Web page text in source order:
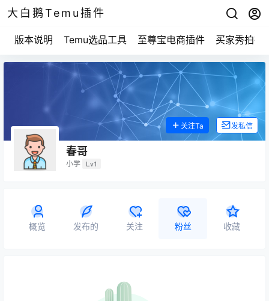
大白鹅Temu插件
版本说明 Temu选品工具 至尊宝电商插件 买家秀拍摄
春哥
小学 Lv1
关注Ta 发私信
概览 发布的 关注 粉丝 收藏